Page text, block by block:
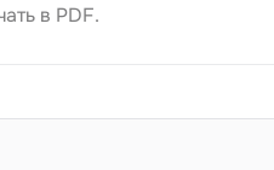
в PDF.